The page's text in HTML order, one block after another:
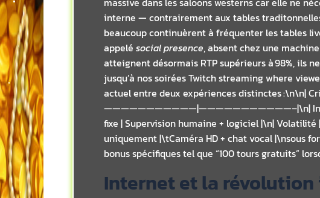
interne — contrairement aux tables
beaucoup continuèrent à fréquenter les tables
appelé social presence, absent chez une
atteignent désormais RTP supérieurs à 98%, ils
jusqu’à nos soirées Twitch streaming where
actuel entre deux expériences distinctes :\n\n|
———————————|———————————–|\n|
fixe | Supervision humaine + logiciel |\n|
uniquement |\tCaméra HD + chat vocal |\nsous
bonus spécifiques tel que “100 tours gratuits”
Internet et la révolution